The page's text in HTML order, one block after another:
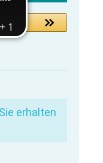
erhalten